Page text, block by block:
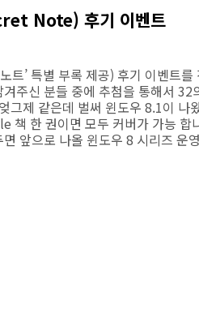
Note) 후기 이벤트
’ 특별 부록 제공) 후기 이벤트를
주신 분들 중에 추첨을 통해서 32
그제 같은데 벌써 윈도우 8.1이 나
한 권이면 모두 커버가 가능 합
앞으로 나올 윈도우 8 시리즈 운